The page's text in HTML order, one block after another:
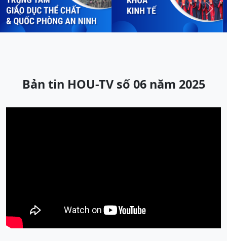
Previous Next
Bản tin HOU-TV số 06 năm 2025